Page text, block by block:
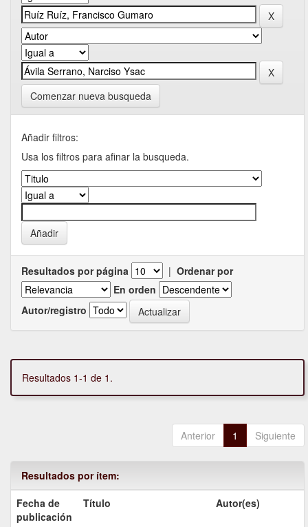
Comenzar nueva busqueda
Añadir filtros:
Usa los filtros para afinar la busqueda.
Resultados por página | Ordenar por
En orden
Autor/registro
Resultados 1-1 de 1.
Anterior 1 Siguiente
Resultados por ítem:
Fecha de
publicación
Título Autor(es)